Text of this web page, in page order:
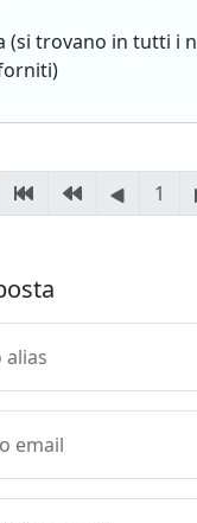
(si trovano in tutti i
1
email